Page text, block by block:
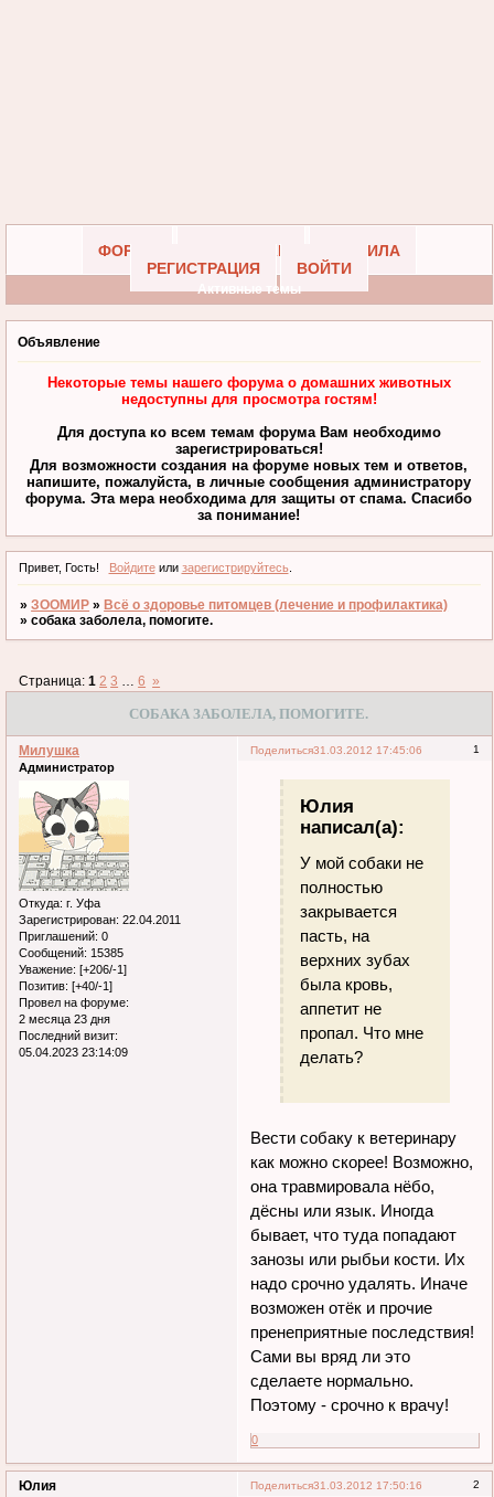
ФОРУМ УЧАСТНИКИ
ПРАВИЛА
РЕГИСТРАЦИЯ
ВОЙТИ
Активные темы
Объявление
Некоторые темы нашего форума о домашних животных
недоступны для просмотра гостям!
Для доступа ко всем темам форума Вам необходимо
зарегистрироваться!
Для возможности создания на форуме новых тем и ответов,
напишите, пожалуйста, в личные сообщения администратору
форума. Эта мера необходима для защиты от спама. Спасибо
за понимание!
Привет, Гость! Войдитеили зарегистрируйтесь.
»ЗООМИР » Всё о здоровье питомцев (лечение и профилактика)
»собака заболела, помогите.
СОБАКА ЗАБОЛЕЛА, ПОМОГИТЕ.
Страница:1 2 3 … 6 »
Поделиться 1
31.03.2012 17:45:06
Милушка
Администратор
Откуда: г. Уфа
Зарегистрирован: 22.04.2011
Приглашений: 0
Сообщений: 15385
Уважение: [+206/-1]
Позитив: [+40/-1]
Провел на форуме:
2 месяца 23 дня
Последний визит:
05.04.2023 23:14:09
Юлия
написал(а):
У мой собаки не
полностью
закрывается
пасть, на
верхних зубах
была кровь,
аппетит не
пропал. Что мне
делать?
Вести собаку к ветеринару
как можно скорее! Возможно,
она травмировала нёбо,
дёсны или язык. Иногда
бывает, что туда попадают
занозы или рыбьи кости. Их
надо срочно удалять. Иначе
возможен отёк и прочие
пренеприятные последствия!
Сами вы вряд ли это
сделаете нормально.
Поэтому - срочно к врачу!
0
Поделиться 2
31.03.2012 17:50:16
Юлия